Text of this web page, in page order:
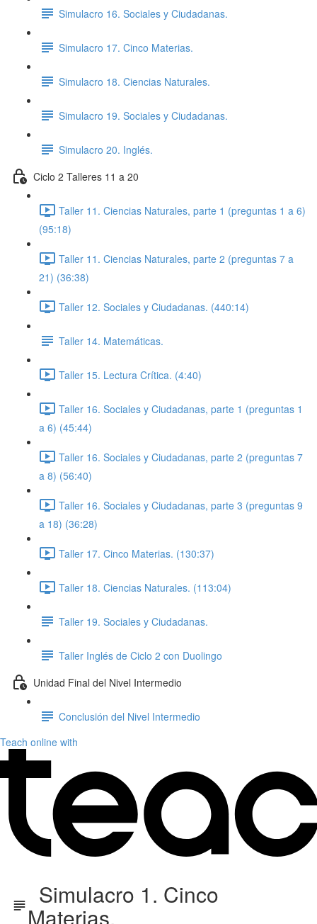
Simulacro 16. Sociales y Ciudadanas.
Simulacro 17. Cinco Materias.
Simulacro 18. Ciencias Naturales.
Simulacro 19. Sociales y Ciudadanas.
Simulacro 20. Inglés.
Ciclo 2 Talleres 11 a 20
Taller 11. Ciencias Naturales, parte 1 (preguntas 1 a 6)
(95:18)
Taller 11. Ciencias Naturales, parte 2 (preguntas 7 a
21) (36:38)
Taller 12. Sociales y Ciudadanas. (440:14)
Taller 14. Matemáticas.
Taller 15. Lectura Crítica. (4:40)
Taller 16. Sociales y Ciudadanas, parte 1 (preguntas 1
a 6) (45:44)
Taller 16. Sociales y Ciudadanas, parte 2 (preguntas 7
a 8) (56:40)
Taller 16. Sociales y Ciudadanas, parte 3 (preguntas 9
a 18) (36:28)
Taller 17. Cinco Materias. (130:37)
Taller 18. Ciencias Naturales. (113:04)
Taller 19. Sociales y Ciudadanas.
Taller Inglés de Ciclo 2 con Duolingo
Unidad Final del Nivel Intermedio
Conclusión del Nivel Intermedio
Teach online with
Simulacro 1. Cinco
Materias.